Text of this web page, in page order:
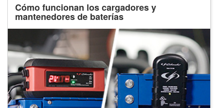
Cómo funcionan los cargadores y
mantenedores de baterías